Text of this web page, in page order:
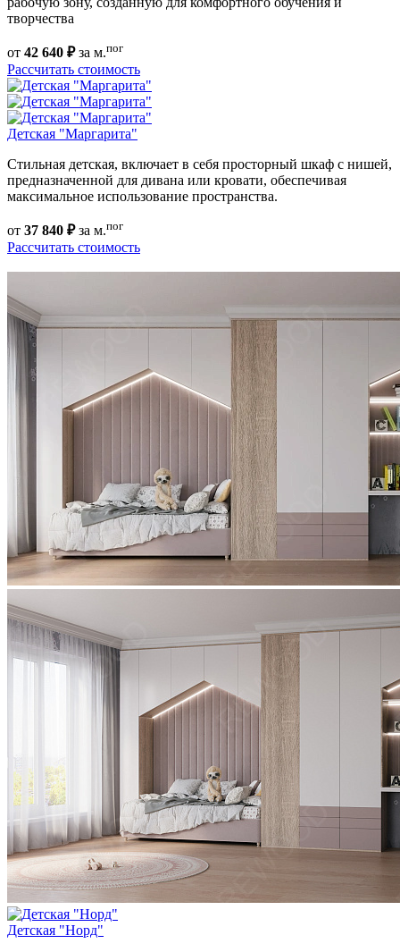
творчества
от 42 640 ₽за м.пог
Рассчитать стоимость
Детская "Маргарита"
Стильная детская, включает в себя просторный шкаф с нишей,
предназначенной для дивана или кровати, обеспечивая
максимальное использование пространства.
от 37 840 ₽за м.пог
Рассчитать стоимость
Детская "Норд"